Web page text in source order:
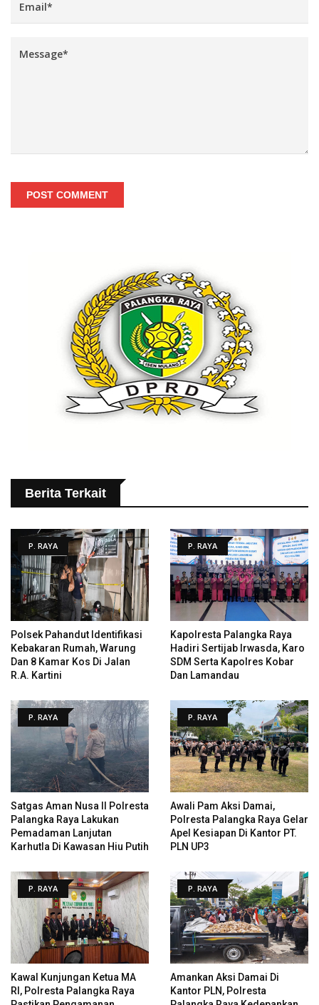
POST COMMENT
Berita Terkait
P. RAYA
Polsek Pahandut Identifikasi
Kebakaran Rumah, Warung
Dan 8 Kamar Kos Di Jalan
R.A. Kartini
P. RAYA
Kapolresta Palangka Raya
Hadiri Sertijab Irwasda, Karo
SDM Serta Kapolres Kobar
Dan Lamandau
P. RAYA
Satgas Aman Nusa II Polresta
Palangka Raya Lakukan
Pemadaman Lanjutan
Karhutla Di Kawasan Hiu Putih
P. RAYA
Awali Pam Aksi Damai,
Polresta Palangka Raya Gelar
Apel Kesiapan Di Kantor PT.
PLN UP3
P. RAYA
Kawal Kunjungan Ketua MA
RI, Polresta Palangka Raya
P. RAYA
Amankan Aksi Damai Di
Kantor PLN, Polresta